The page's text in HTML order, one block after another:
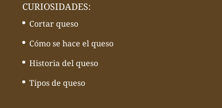
CURIOSIDADES:
Cortar queso
Cómo se hace el queso
Historia del queso
Tipos de queso